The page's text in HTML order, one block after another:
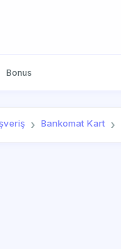
Bonus
Bankomat Kart